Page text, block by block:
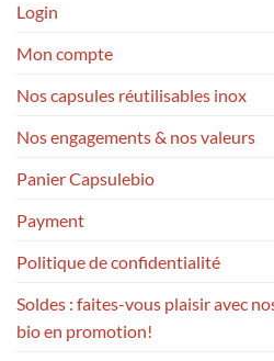
Login
Mon compte
Nos capsules réutilisables inox
Nos engagements & nos valeurs
Panier Capsulebio
Payment
Politique de confidentialité
Soldes : faites-vous plaisir avec
bio en promotion!